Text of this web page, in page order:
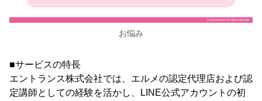
お悩み
■サービスの特長
エントランス株式会社では、エルメの認定代理店および認
定講師としての経験を活かし、LINE公式アカウントの初